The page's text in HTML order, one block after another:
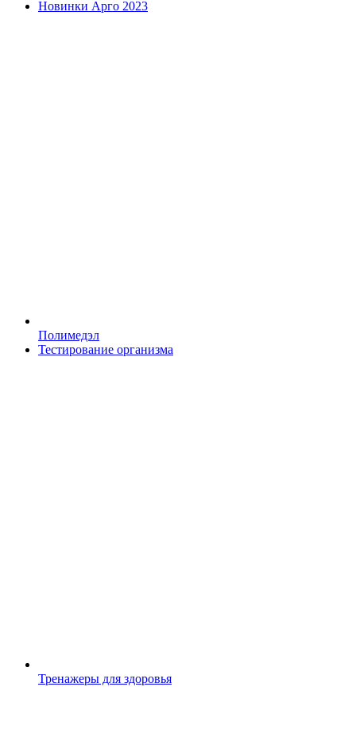
Новинки Арго 2023
Полимедэл
Тестирование организма
Тренажеры для здоровья